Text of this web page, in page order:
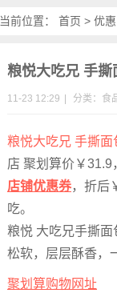
当前位置： 首页 > 优惠
粮悦大吃兄 手撕
11-23 12:29 分类： 食
粮悦大吃兄 手撕面
店 聚划算价￥
店铺优惠券，折后
吃。
粮悦 大吃兄手撕
松软，层层酥香，
聚划算购物网址